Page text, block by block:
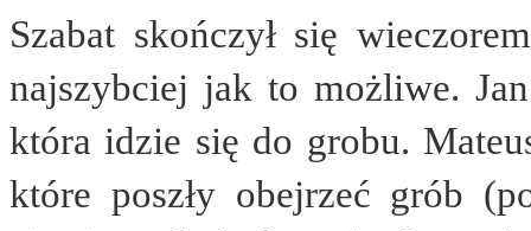
Szabat skończył się
najszybciej jak to możliwe.
która idzie się do grobu.
które poszły obejrzeć grób